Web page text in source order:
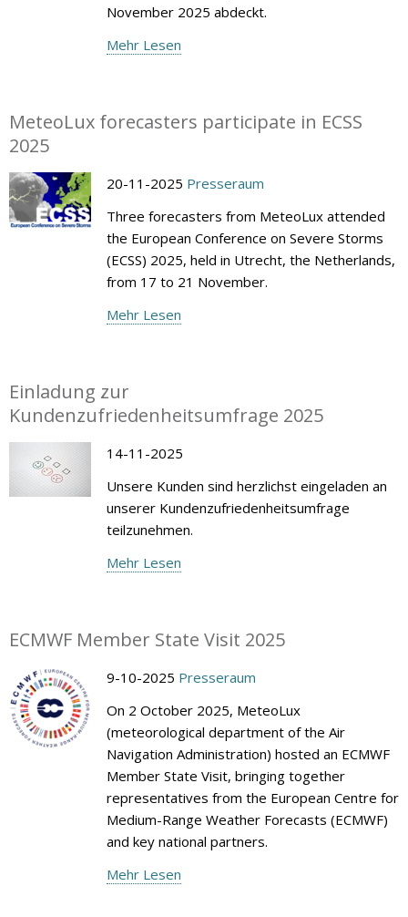
November 2025 abdeckt.
Mehr Lesen
MeteoLux forecasters participate in ECSS
2025
20-11-2025 Presseraum
Three forecasters from MeteoLux attended
the European Conference on Severe Storms
(ECSS) 2025, held in Utrecht, the Netherlands,
from 17 to 21 November.
Mehr Lesen
Einladung zur
Kundenzufriedenheitsumfrage 2025
14-11-2025
Unsere Kunden sind herzlichst eingeladen an
unserer Kundenzufriedenheitsumfrage
teilzunehmen.
Mehr Lesen
ECMWF Member State Visit 2025
9-10-2025 Presseraum
On 2 October 2025, MeteoLux
(meteorological department of the Air
Navigation Administration) hosted an ECMWF
Member State Visit, bringing together
representatives from the European Centre for
Medium-Range Weather Forecasts (ECMWF)
and key national partners.
Mehr Lesen